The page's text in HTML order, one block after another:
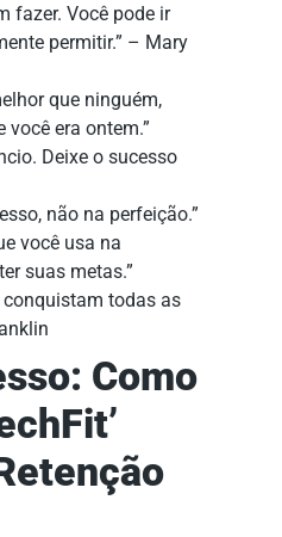
fazer. Você pode ir
permitir.” – Mary
que ninguém,
era ontem.”
Deixe o sucesso
não na perfeição.”
você usa na
suas metas.”
conquistam todas as
Como